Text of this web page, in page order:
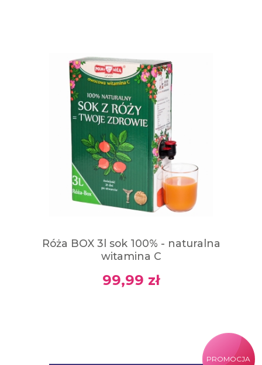
Róża BOX 3l sok 100% - naturalna
witamina C
99,99 zł
PROMOCJA